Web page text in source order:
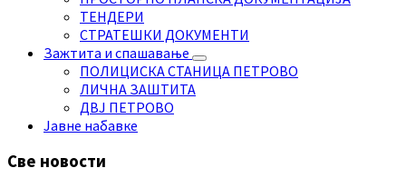
ТЕНДЕРИ
СТРАТЕШКИ ДОКУМЕНТИ
Зажтита и спашавање
ПОЛИЦИСКА СТАНИЦА ПЕТРОВО
ЛИЧНА ЗАШТИТА
ДВЈ ПЕТРОВО
Јавне набавке
Све новости